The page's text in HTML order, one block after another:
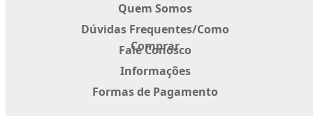
Quem Somos
Dúvidas Frequentes/Como
Comprar
Fale Conosco
Informações
Formas de Pagamento